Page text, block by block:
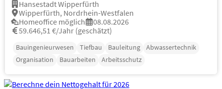
Hansestadt Wipperfürth
Wipperfürth, Nordrhein-Westfalen
Homeoffice möglich
08.08.2026
59.646,51 €/Jahr (geschätzt)
Bauingenieurwesen Tiefbau Bauleitung
Abwassertechnik
Organisation
Bauarbeiten Arbeitsschutz